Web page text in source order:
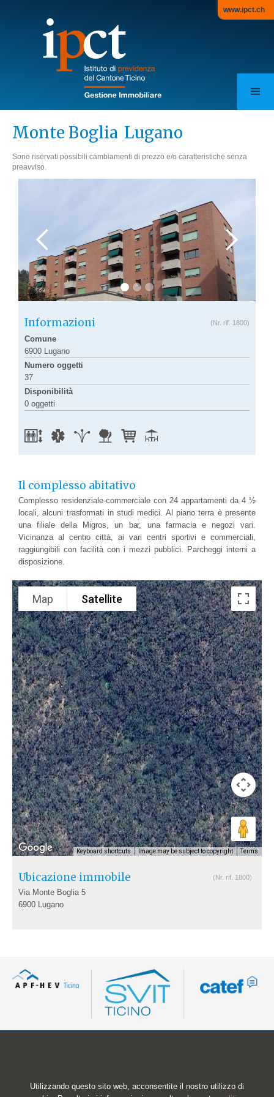
www.ipct.ch
Monte Boglia Lugano
Sono riservati possibili cambiamenti di prezzo e/o caratteristiche senza
preavviso.
Informazioni (Nr. rif. 1800)
Comune
6900 Lugano
Numero oggetti
37
Disponibilità
0 oggetti
Il complesso abitativo
Complesso residenziale-commerciale con 24 appartamenti da 4 ½
locali, alcuni trasformati in studi medici. Al piano terra è presente
una filiale della Migros, un bar, una farmacia e negozi vari.
Vicinanza al centro città, ai vari centri sportivi e commerciali,
raggiungibili con facilità con i mezzi pubblici. Parcheggi interni a
disposizione.
Map Satellite
Keyboard shortcuts Image may be subject to copyright Terms
Ubicazione immobile (Nr. rif. 1800)
Via Monte Boglia 5
6900 Lugano
Utilizzando questo sito web, acconsentite il nostro utilizzo di